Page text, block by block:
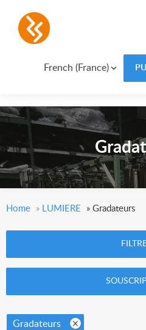
French (France)
Home » LUMIERE » Gradateurs
Gradateurs